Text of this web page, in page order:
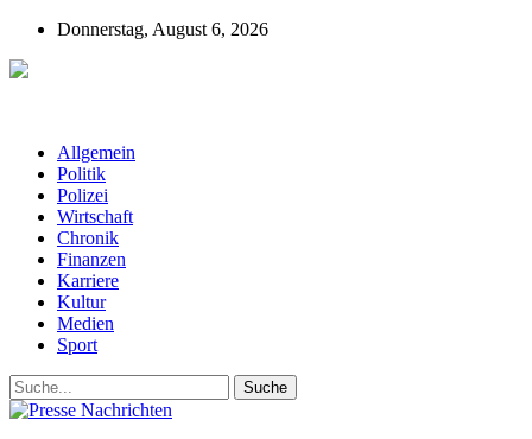
Donnerstag, August 6, 2026
Allgemein
Politik
Polizei
Wirtschaft
Chronik
Finanzen
Karriere
Kultur
Medien
Sport